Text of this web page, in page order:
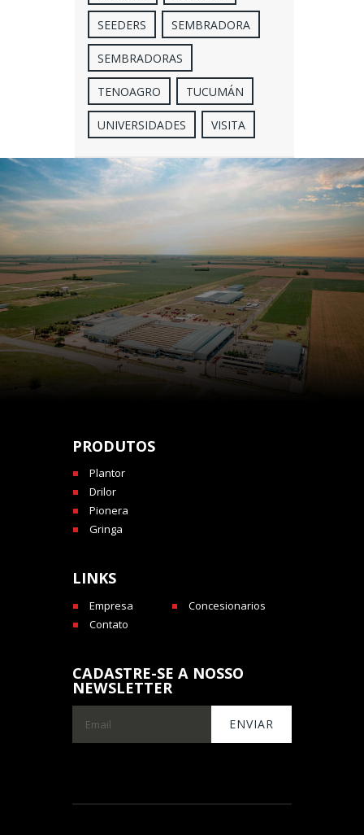
SEEDERS SEMBRADORA
SEMBRADORAS
TENOAGRO TUCUMÁN
UNIVERSIDADES VISITA
PRODUTOS
Plantor
Drilor
Pionera
Gringa
LINKS
Empresa
Concesionarios
Contato
CADASTRE-SE A NOSSO
NEWSLETTER